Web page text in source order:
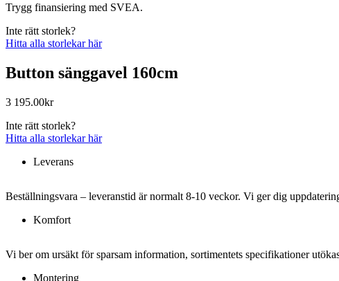
Trygg finansiering med SVEA.
Inte rätt storlek?
Hitta alla storlekar här
Button sänggavel 160cm
3 195.00kr
Inte rätt storlek?
Hitta alla storlekar här
Leverans
Beställningsvara – leveranstid är normalt 8-10 veckor. Vi ger dig
Komfort
Vi ber om ursäkt för sparsam information, sortimentets specifikationer
Montering